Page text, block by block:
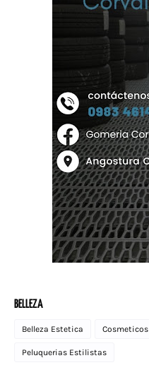
BELLEZA
Belleza Estetica Cosmeticos
Peluquerias Estilistas